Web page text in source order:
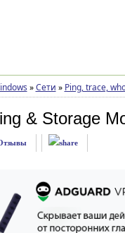
» Сети » Ping, trace,
& Storage